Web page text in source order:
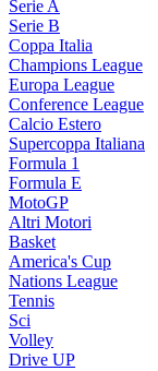
Serie A
Serie B
Coppa Italia
Champions League
Europa League
Conference League
Calcio Estero
Supercoppa Italiana
Formula 1
Formula E
MotoGP
Altri Motori
Basket
America's Cup
Nations League
Tennis
Sci
Volley
Drive UP